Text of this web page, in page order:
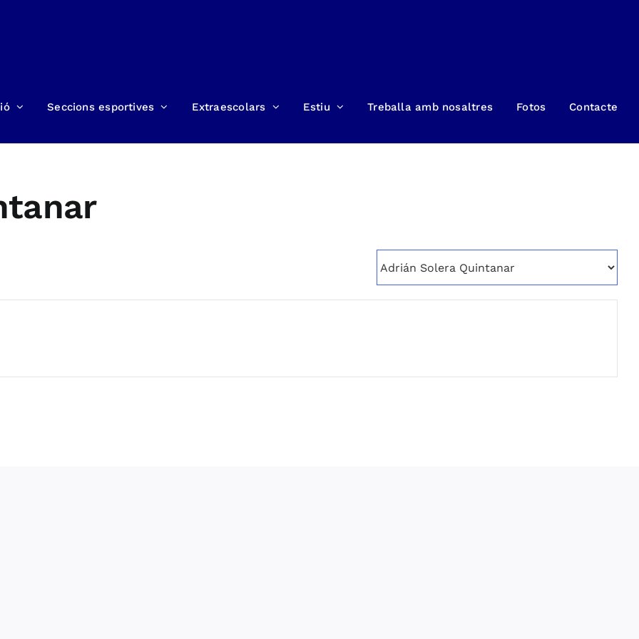
Seccions esportives Extraescolars Estiu Treballa amb nosaltres Fotos Contacte